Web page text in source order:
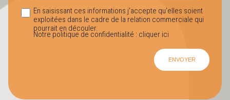
En saisissant ces informations j'accepte qu'elles soient
exploitées dans le cadre de la relation commerciale qui
pourrait en découler.
Notre politique de confidentialité : cliquer ici